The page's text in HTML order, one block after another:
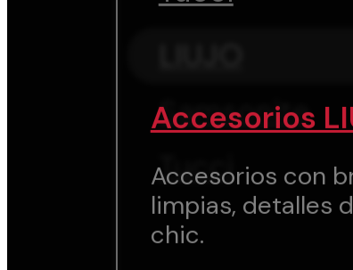
Samsonite
Tucci
Accesorios
Accesorios con
limpias, detalles
chic.